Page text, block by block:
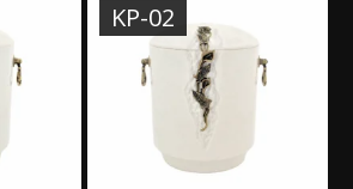
KP-02